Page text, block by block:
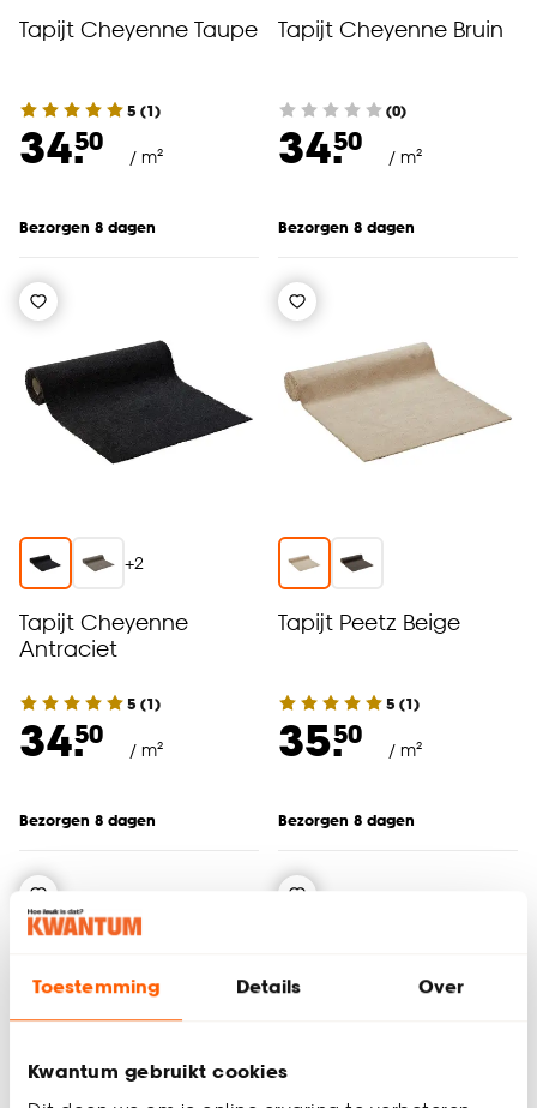
Toestemming Details Over
Kwantum gebruikt cookies
Tapijt Cheyenne Taupe
5 (1)
34.50
/ m²
Bezorgen 8 dagen
Tapijt Cheyenne Bruin
(0)
34.50
/ m²
Bezorgen 8 dagen
+2
Tapijt Cheyenne
Antraciet
5 (1)
34.50
/ m²
Bezorgen 8 dagen
Tapijt Peetz Beige
5 (1)
35.50
/ m²
Bezorgen 8 dagen